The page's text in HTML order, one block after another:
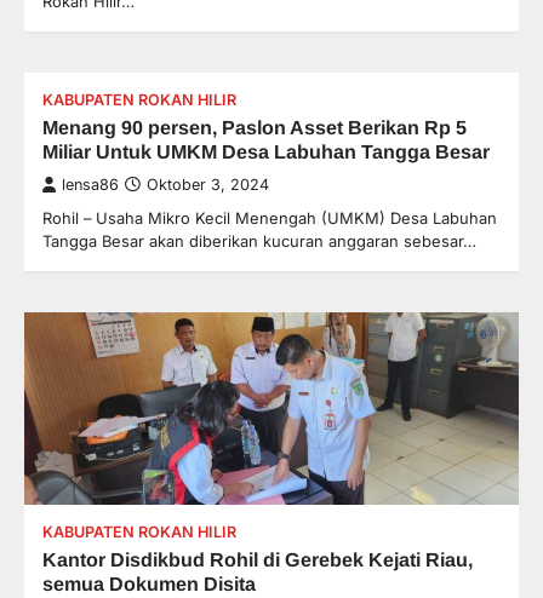
KABUPATEN ROKAN HILIR
Menang 90 persen, Paslon Asset Berikan Rp 5
Miliar Untuk UMKM Desa Labuhan Tangga Besar
lensa86 Oktober 3, 2024
Rohil – Usaha Mikro Kecil Menengah (UMKM) Desa Labuhan
Tangga Besar akan diberikan kucuran anggaran sebesar…
KABUPATEN ROKAN HILIR
Kantor Disdikbud Rohil di Gerebek Kejati Riau,
semua Dokumen Disita